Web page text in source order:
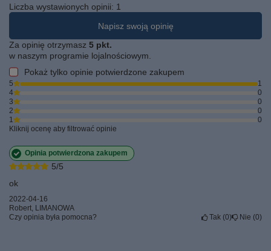
Liczba wystawionych opinii: 1
Napisz swoją opinię
Za opinię otrzymasz 5 pkt.
w naszym programie lojalnościowym.
Pokaż tylko opinie potwierdzone zakupem
5
1
4
0
3
0
2
0
1
0
Kliknij ocenę aby filtrować opinie
5/5
Opinia potwierdzona zakupem
ok
2022-04-16
Robert, LIMANOWA
Czy opinia była pomocna?
Tak 0 Nie 0